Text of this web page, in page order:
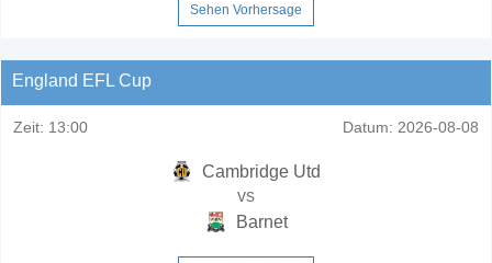
Sehen Vorhersage
England EFL Cup
Zeit: 13:00 Datum: 2026-08-08
Cambridge Utd
vs
Barnet